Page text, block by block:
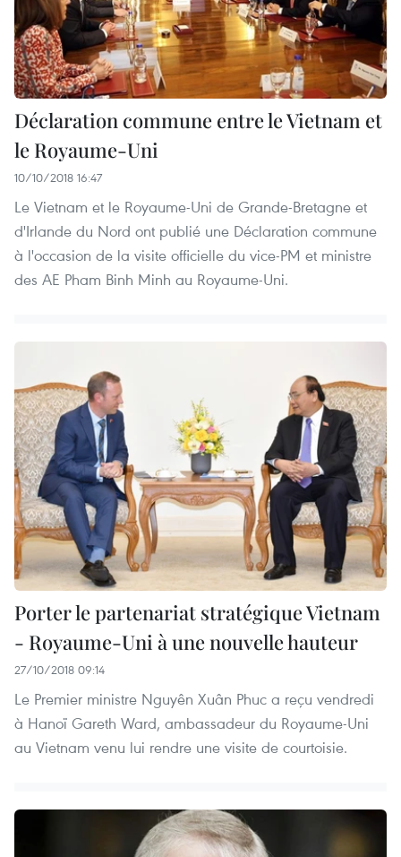
Déclaration commune entre le Vietnam et
le Royaume-Uni
10/10/2018 16:47
Le Vietnam et le Royaume-Uni de Grande-Bretagne et
d'Irlande du Nord ont publié une Déclaration commune
à l'occasion de la visite officielle du vice-PM et ministre
des AE Pham Binh Minh au Royaume-Uni.
Porter le partenariat stratégique Vietnam
- Royaume-Uni à une nouvelle hauteur
27/10/2018 09:14
Le Premier ministre Nguyên Xuân Phuc a reçu vendredi
à Hanoï Gareth Ward, ambassadeur du Royaume-Uni
au Vietnam venu lui rendre une visite de courtoisie.